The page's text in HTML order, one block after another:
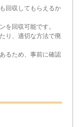
回収してもらえるか
を回収可能です。
り、適切な方法で廃
るため、事前に確認